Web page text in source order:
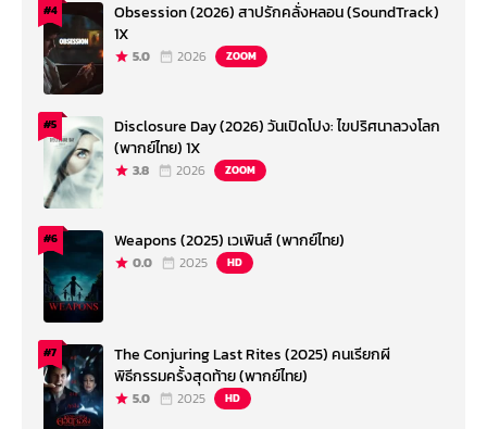
#4
Obsession (2026) สาปรักคลั่งหลอน (SoundTrack)
1X
5.0 2026 ZOOM
#5
Disclosure Day (2026) วันเปิดโปง: ไขปริศนาลวงโลก
(พากย์ไทย) 1X
3.8 2026 ZOOM
#6 Weapons (2025) เวเพินส์ (พากย์ไทย)
0.0 2025 HD
#7
The Conjuring Last Rites (2025) คนเรียกผี
พิธีกรรมครั้งสุดท้าย (พากย์ไทย)
5.0 2025 HD